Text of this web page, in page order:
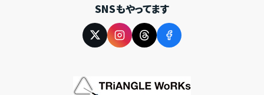
SNSもやってます